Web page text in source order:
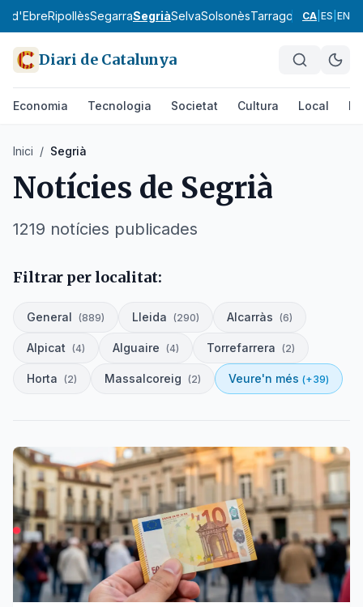
d'EbreRipollèsSegarraSegriàSelvaSolsonèsTarragonèsTerra
CA ES EN
Diari de Catalunya
Economia Tecnologia Societat Cultura Local
Inici / Segrià
Notícies de Segrià
1219 notícies publicades
Filtrar per localitat:
General (889) Lleida (290) Alcarràs (6)
Alpicat (4) Alguaire (4) Torrefarrera (2)
Horta (2) Massalcoreig (2) Veure'n més (+39)